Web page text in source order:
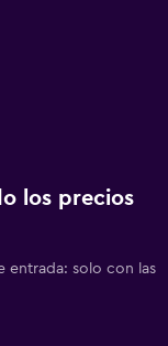
los precios
entrada: solo con las